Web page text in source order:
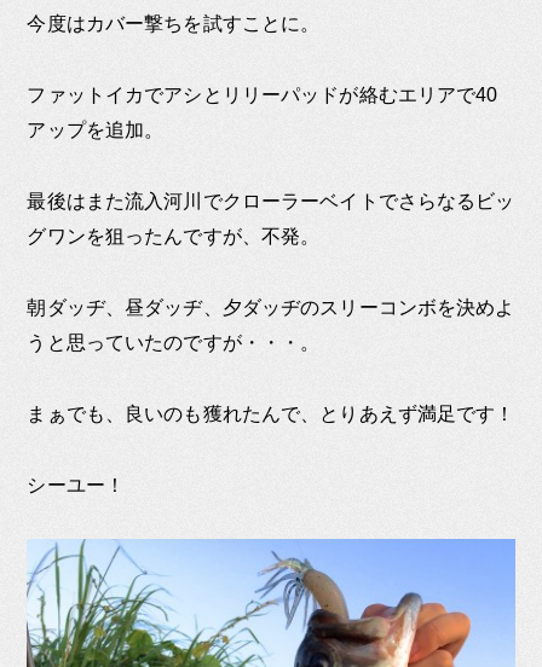
今度はカバー撃ちを試すことに。
ファットイカでアシとリリーパッドが絡むエリアで40
アップを追加。
最後はまた流入河川でクローラーベイトでさらなるビッ
グワンを狙ったんですが、不発。
朝ダッヂ、昼ダッヂ、夕ダッヂのスリーコンボを決めよ
うと思っていたのですが・・・。
まぁでも、良いのも獲れたんで、とりあえず満足です！
シーユー！